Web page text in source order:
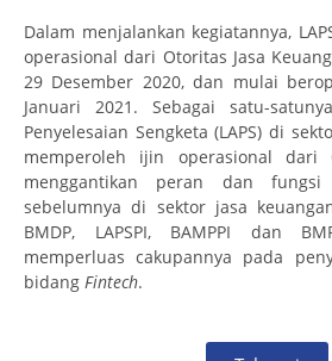
Dalam menjalankan kegiatannya,
operasional dari Otoritas Jasa
29 Desember 2020, dan mulai
Januari 2021. Sebagai satu-
Penyelesaian Sengketa (LAPS) di
memperoleh ijin operasional dari
menggantikan peran dan
sebelumnya di sektor jasa
BMDP, LAPSPI, BAMPPI dan
memperluas cakupannya pada
bidang Fintech.